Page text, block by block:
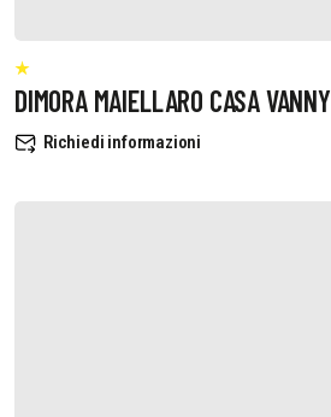
DIMORA MAIELLARO CASA VANNY
Richiedi informazioni